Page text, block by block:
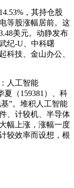
，其持仓股
等股涨幅居前。这
美元。动静发布
纪-U、中科曙
科技、金山办公、
人工智能
夏（159381）、科
”。堆积人工智能
、计较机、半导体
幅上涨，涨幅一度
较效率而设想，根